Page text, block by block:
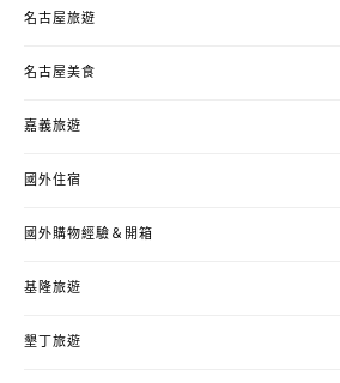
名古屋旅遊
名古屋美食
嘉義旅遊
國外住宿
國外購物經驗＆開箱
基隆旅遊
墾丁旅遊